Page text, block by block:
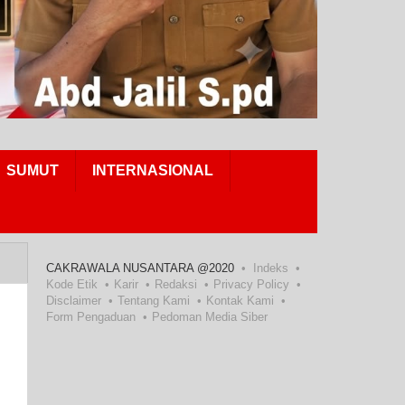
SUMUT INTERNASIONAL
CAKRAWALA NUSANTARA @2020
Indeks
Kode Etik
Karir Redaksi
Privacy Policy
Disclaimer
Tentang Kami
Kontak Kami
Form Pengaduan
Pedoman Media Siber